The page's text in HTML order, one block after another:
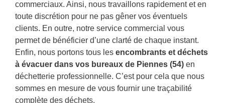
commerciaux. Ainsi, nous travaillons rapidement et en
toute discrétion pour ne pas gêner vos éventuels
clients. En outre, notre service commercial vous
permet de bénéficier d’une clarté de chaque instant.
Enfin, nous portons tous les encombrants et déchets
à évacuer dans vos bureaux de Piennes (54) en
déchetterie professionnelle. C’est pour cela que nous
sommes en mesure de vous fournir une traçabilité
complète des déchets.